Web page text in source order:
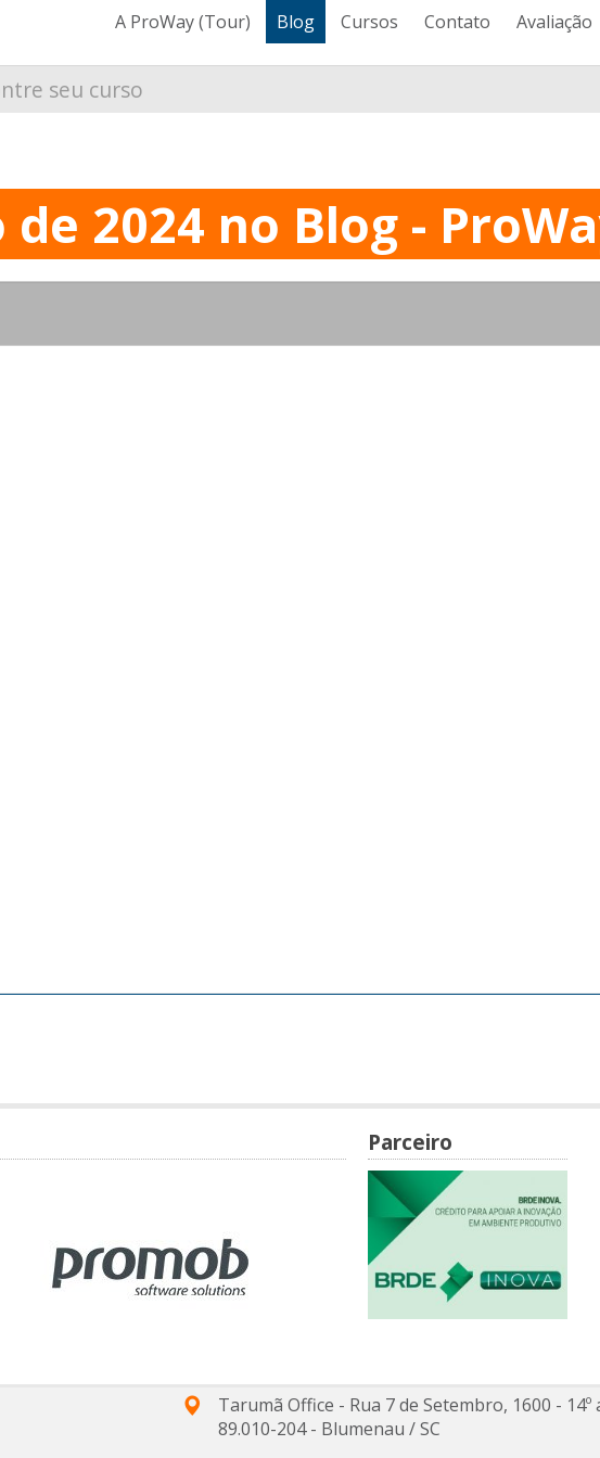
A ProWay (Tour) Blog Cursos Contato Avaliação
2024 no Blog -
Parceiro
Tarumã Office - Rua 7 de Setembro, 1600 - 14º
89.010-204- Blumenau /SC